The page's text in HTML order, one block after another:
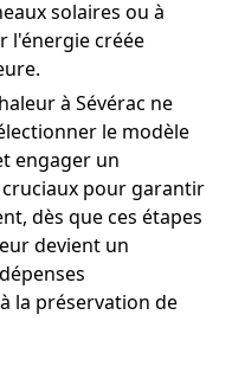
solaires ou à
l'énergie créée
à Sévérac ne
le modèle
engager un
pour garantir
dès que ces étapes
devient un
la préservation de